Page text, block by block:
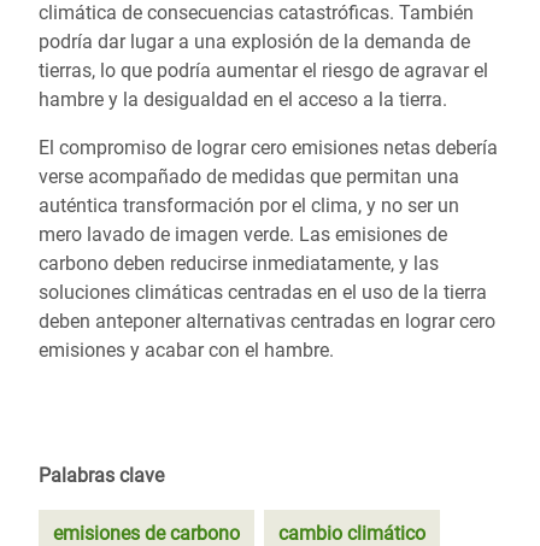
climática de consecuencias catastróficas. También
podría dar lugar a una explosión de la demanda de
tierras, lo que podría aumentar el riesgo de agravar el
hambre y la desigualdad en el acceso a la tierra.
El compromiso de lograr cero emisiones netas debería
verse acompañado de medidas que permitan una
auténtica transformación por el clima, y no ser un
mero lavado de imagen verde. Las emisiones de
carbono deben reducirse inmediatamente, y las
soluciones climáticas centradas en el uso de la tierra
deben anteponer alternativas centradas en lograr cero
emisiones y acabar con el hambre.
Palabras clave
emisiones de carbono cambio climático